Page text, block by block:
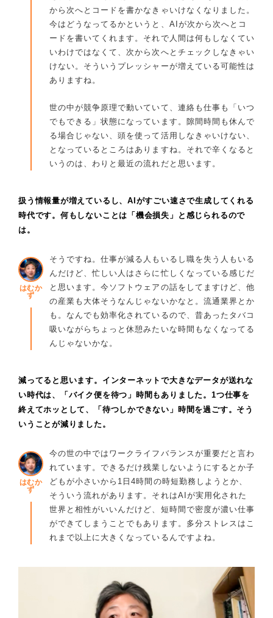
から次へとコードを書かなきゃいけなくなりました。
今はどうなってるかというと、AIが次から次へとコ
ードを書いてくれます。それで人間は何もしなくてい
いわけではなくて、次から次へとチェックしなきゃい
けない。そういうプレッシャーが増えている可能性は
ありますね。
世の中が競争原理で動いていて、連絡も仕事も「いつ
でもできる」状態になっています。隙間時間も休んで
る場合じゃない、頭を使って活用しなきゃいけない、
となっているところはありますね。それで辛くなると
いうのは、わりと最近の流れだと思います。
扱う情報量が増えているし、AIがすごい速さで生成してくれる
時代です。何もしないことは「機会損失」と感じられるので
は。
はむか
ず
そうですね。仕事が減る人もいるし職を失う人もいる
んだけど、忙しい人はさらに忙しくなっている感じだ
と思います。今ソフトウェアの話をしてますけど、他
の産業も大体そうなんじゃないかなと。流通業界とか
も。なんでも効率化されているので、昔あったタバコ
吸いながらちょっと休憩みたいな時間もなくなってる
んじゃないかな。
減ってると思います。インターネットで大きなデータが送れな
い時代は、「バイク便を待つ」時間もありました。1つ仕事を
終えてホッとして、「待つしかできない」時間を過ごす。そう
いうことが減りました。
はむか
ず
今の世の中ではワークライフバランスが重要だと言わ
れています。できるだけ残業しないようにするとか子
どもが小さいから1日4時間の時短勤務しようとか、
そういう流れがあります。それはAIが実用化された
世界と相性がいいんだけど、短時間で密度が濃い仕事
ができてしまうことでもあります。多分ストレスはこ
れまで以上に大きくなっているんですよね。